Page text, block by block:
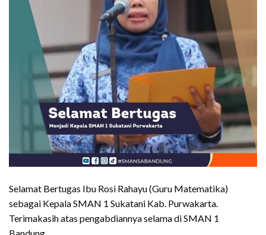
Selamat Bertugas Ibu Rosi Rahayu (Guru Matematika)
sebagai Kepala SMAN 1 Sukatani Kab. Purwakarta.
Terimakasih atas pengabdiannya selama di SMAN 1
Bandung.